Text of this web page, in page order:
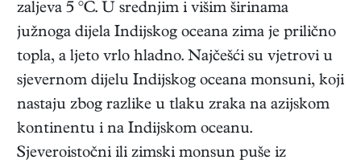
zaljeva 5 °C. U srednjim i višim širinama
južnoga dijela Indijskog oceana zima je prilično
topla, a ljeto vrlo hladno. Najčešći su vjetrovi u
sjevernom dijelu Indijskog oceana monsuni, koji
nastaju zbog razlike u tlaku zraka na azijskom
kontinentu i na Indijskom oceanu.
Sjeveroistočni ili zimski monsun puše iz